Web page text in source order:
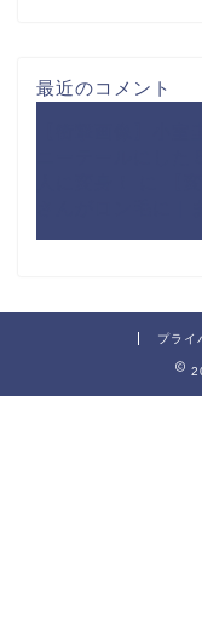
最近のコメント
プライ